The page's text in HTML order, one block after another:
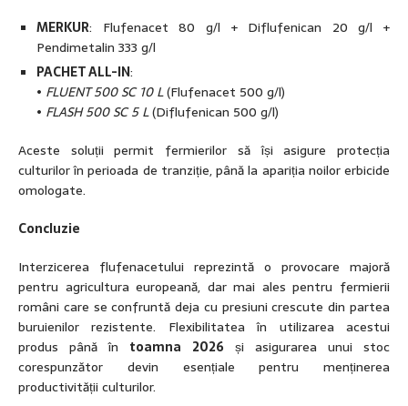
MERKUR: Flufenacet 80 g/l + Diflufenican 20 g/l +
Pendimetalin 333 g/l
PACHET ALL-IN:
• FLUENT 500 SC 10 L(Flufenacet 500 g/l)
• FLASH 500 SC 5 L(Diflufenican 500 g/l)
Aceste soluții permit fermierilor să își asigure protecția
culturilor în perioada de tranziție, până la apariția noilor erbicide
omologate.
Concluzie
Interzicerea flufenacetului reprezintă o provocare majoră
pentru agricultura europeană, dar mai ales pentru fermierii
români care se confruntă deja cu presiuni crescute din partea
buruienilor rezistente. Flexibilitatea în utilizarea acestui
produs până în toamna 2026 și asigurarea unui stoc
corespunzător devin esențiale pentru menținerea
productivității culturilor.